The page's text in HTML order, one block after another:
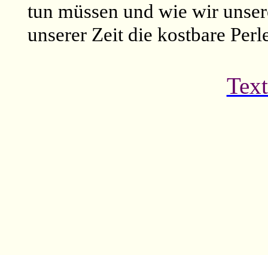
tun müssen und wie wir
unserer Zeit die kostbare